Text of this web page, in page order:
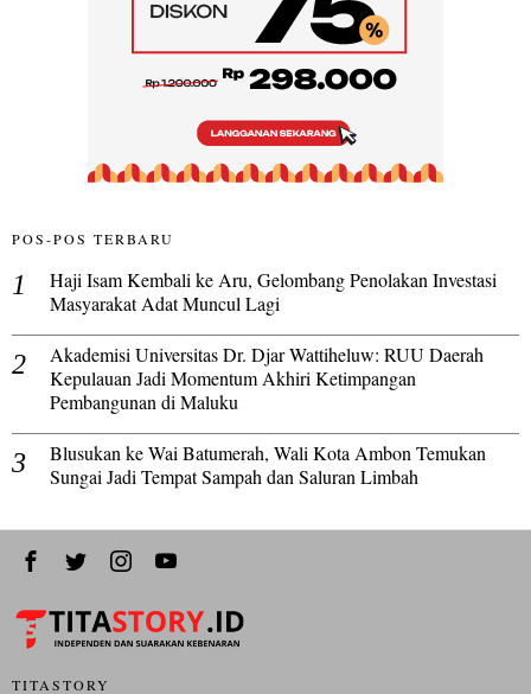
POS-POS TERBARU
Haji Isam Kembali ke Aru, Gelombang Penolakan Investasi
Masyarakat Adat Muncul Lagi
Akademisi Universitas Dr. Djar Wattiheluw: RUU Daerah
Kepulauan Jadi Momentum Akhiri Ketimpangan
Pembangunan di Maluku
Blusukan ke Wai Batumerah, Wali Kota Ambon Temukan
Sungai Jadi Tempat Sampah dan Saluran Limbah
TITASTORY